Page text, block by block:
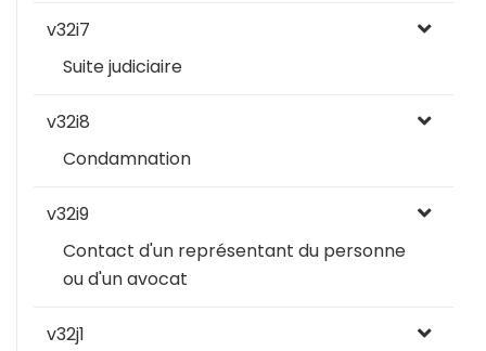
v32i7
Suite judiciaire
v32i8
Condamnation
v32i9
Contact d'un représentant du personne
ou d'un avocat
v32j1